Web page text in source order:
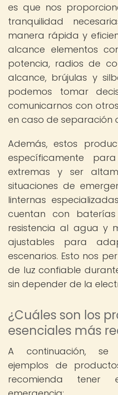
es que nos
tranquilidad
manera rápida y
alcance elementos
potencia, radios de
alcance, brújulas y
podemos tomar
comunicarnos con
en caso de separación
Además, estos
específicamente
extremas y ser
situaciones de
linternas
cuentan con
resistencia al agua y
ajustables para
escenarios. Esto nos
de luz confiable
sin depender de la
¿Cuáles son los
esenciales más
A continuación, se
ejemplos de
recomienda tener